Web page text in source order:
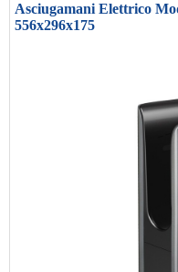
Asciugamani Elettrico
556x296x175